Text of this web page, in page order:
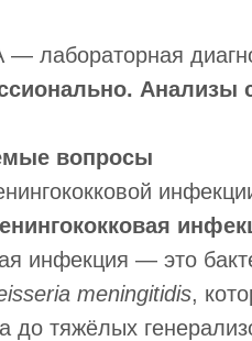
лабораторная
Анализы
вопросы
инфекция — это
meningitidis,
до тяжёлых